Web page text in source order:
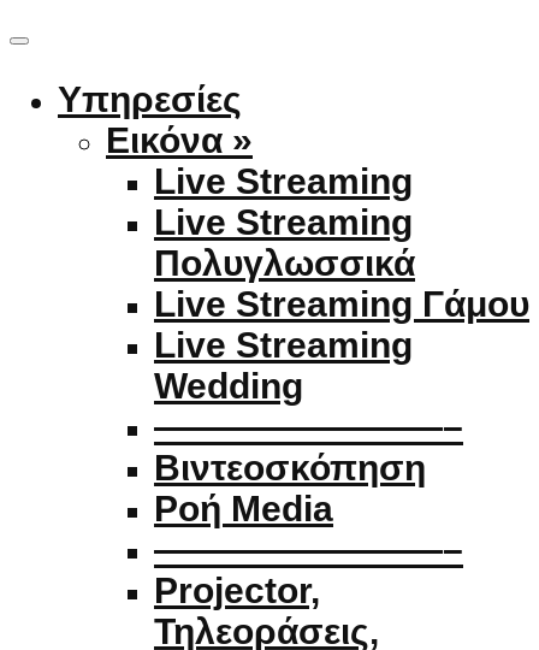
Υπηρεσίες
Εικόνα »
Live Streaming
Live Streaming
Πολυγλωσσικά
Live Streaming Γάμου
Live Streaming
Wedding
————————–
Βιντεοσκόπηση
Ροή Media
————————–
Projector,
Τηλεοράσεις,